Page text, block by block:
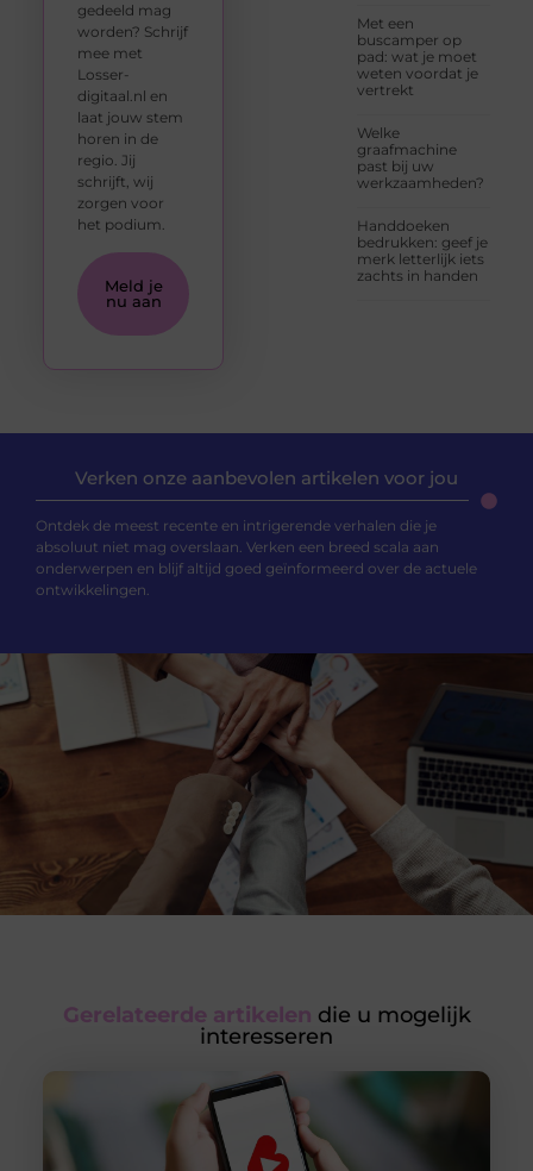
Met een
buscamper op
pad: wat je moet
weten voordat je
vertrekt
Welke
graafmachine
past bij uw
werkzaamheden?
Handdoeken
bedrukken: geef je
merk letterlijk iets
zachts in handen
gedeeld mag
worden? Schrijf
mee met
Losser-
digitaal.nl en
laat jouw stem
horen in de
regio. Jij
schrijft, wij
zorgen voor
het podium.
Meld je
nu aan
Verken onze aanbevolen artikelen voor jou
Ontdek de meest recente en intrigerende verhalen die je
absoluut niet mag overslaan. Verken een breed scala aan
onderwerpen en blijf altijd goed geïnformeerd over de actuele
ontwikkelingen.
Gerelateerde artikelen die u mogelijk
interesseren